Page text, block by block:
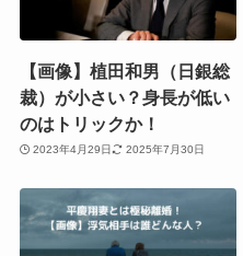
【画像】植田和男（日銀総
裁）が小さい？身長が低い
のはトリックか！
2023年4月29日 2025年7月30日